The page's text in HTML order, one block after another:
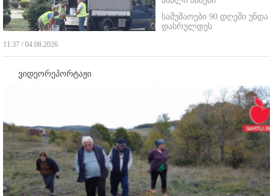
სამუშაოები 90 დღეში უნდა
დასრულდეს
11:37 / 04.08.2026
ვიდეორეპორტაჟი